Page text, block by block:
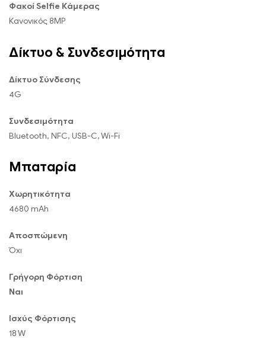
Φακοί Selfie Κάμερας
Κανονικός 8MP
Δίκτυο & Συνδεσιμότητα
Δίκτυο Σύνδεσης
4G
Συνδεσιμότητα
Bluetooth, NFC, USB-C, Wi-Fi
Μπαταρία
Χωρητικότητα
4680 mAh
Αποσπώμενη
Όχι
Γρήγορη Φόρτιση
Ναι
Ισχύς Φόρτισης
18 W